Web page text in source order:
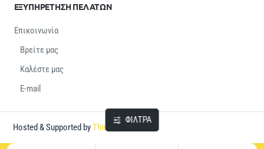
ΕΞΥΠΗΡΕΤΗΣΗ ΠΕΛΑΤΩΝ
Επικοινωνία
Βρείτε μας
Καλέστε μας
E-mail
Hosted & Supported byThink Open
ΦΙΛΤΡΑ